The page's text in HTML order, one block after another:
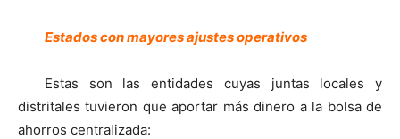
Estados con mayores ajustes operativos
Estas son las entidades cuyas juntas locales y
distritales tuvieron que aportar más dinero a la bolsa de
ahorros centralizada: